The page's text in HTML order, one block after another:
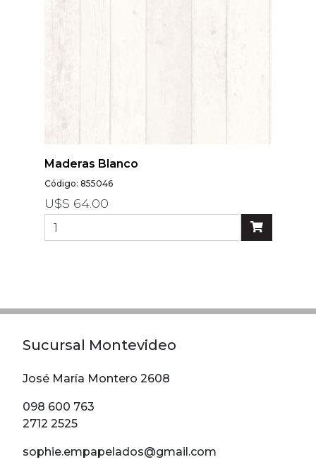
Infantiles
Liso
Lunares
Pop
Rombos
SALE 1 Rollo
SALE
Oportunidades
Textura
Maderas Blanco
Código: 855046
U$S 64.00
Sucursal Montevideo
José María Montero 2608
098 600 763
2712 2525
sophie.empapelados@gmail.com